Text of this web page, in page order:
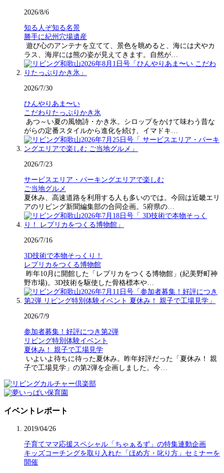
2026/8/6
知る人ぞ知る名景
勝手に紀州穴場遺産
遊び心のアンテナを立てて、景色を眺めると、海には犬やカ
ラス、海岸には熊の姿が見えてきます。自然が…
2026/7/30
ひんやりあま〜い
こだわりたっぷりかき氷
あつ～い夏の風物詩・かき氷。シロップをかけて味わう昔な
がらの定番スタイルから進化を続け、イマドキ…
2026/7/23
サービスエリア・パーキングエリアで楽しむ
ご当地グルメ
夏休み、高速道路を利用する人も多いのでは。今回は近畿エリ
アのリビング新聞編集部の合同企画。5府県の…
2026/7/16
3D技術で本物そっくり！
レプリカをつくる博物館
昨年10月に開館した「レプリカをつくる博物館」(紀美野町神
野市場)。3D技術を駆使した骨格標本や…
2026/7/9
参加者募集！好評につき第2弾
リビング特別体験イベント
夏休み！ 親子で工場見学
いよいよ待ちに待った夏休み。昨年好評だった「夏休み！ 親
子で工場見学」の第2弾を企画しました。今…
イベントレポート
2019/04/26
子育てママ応援スペシャル「ちゃぁるず」の特集連動企画
キッズコーチングを取り入れた「ほめ方・叱り方」セミナーを
開催